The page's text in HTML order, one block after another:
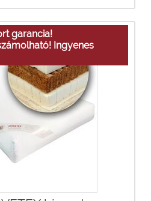
garancia!
Ingyenes